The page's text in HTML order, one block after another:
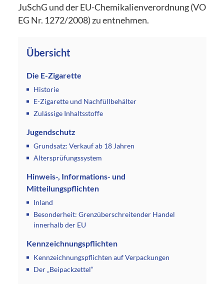
JuSchG und der EU-Chemikalienverordnung (VO
EG Nr. 1272/2008) zu entnehmen.
Übersicht
Die E-Zigarette
Historie
E-Zigarette und Nachfüllbehälter
Zulässige Inhaltsstoffe
Jugendschutz
Grundsatz: Verkauf ab 18 Jahren
Altersprüfungssystem
Hinweis-, Informations- und
Mitteilungspflichten
Inland
Besonderheit: Grenzüberschreitender Handel
innerhalb der EU
Kennzeichnungspflichten
Kennzeichnungspflichten auf Verpackungen
Der „Beipackzettel“